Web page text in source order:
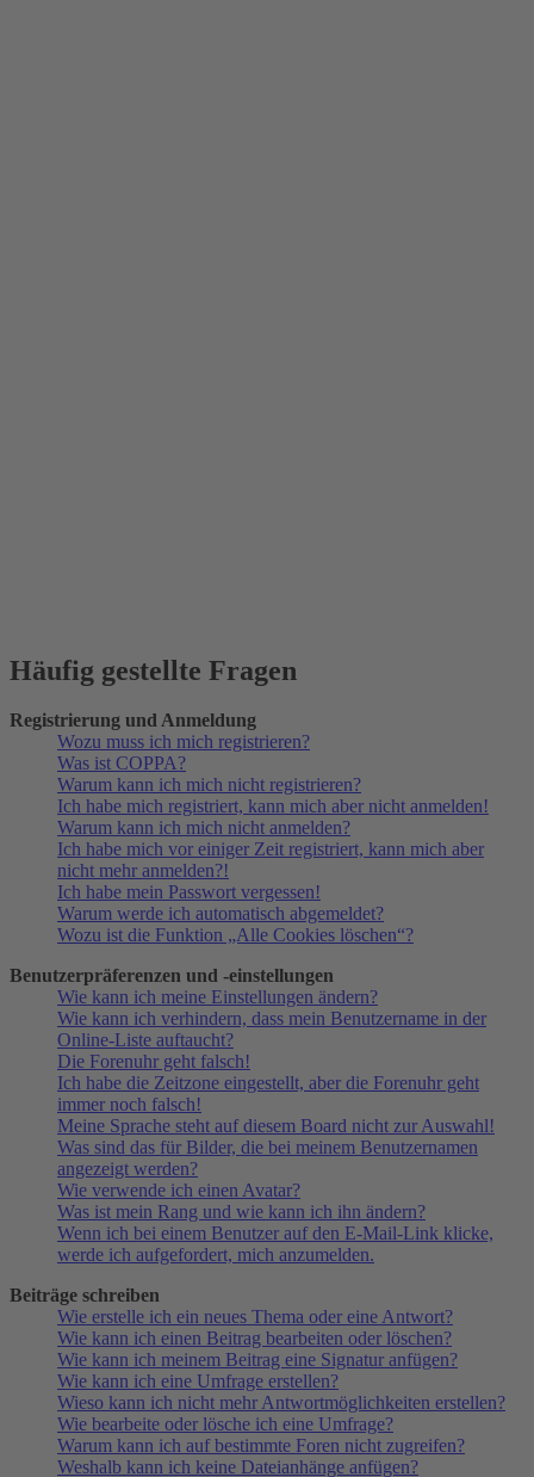
Häufig gestellte Fragen
Registrierung und Anmeldung
Wozu muss ich mich registrieren?
Was ist COPPA?
Warum kann ich mich nicht registrieren?
Ich habe mich registriert, kann mich aber nicht anmelden!
Warum kann ich mich nicht anmelden?
Ich habe mich vor einiger Zeit registriert, kann mich aber
nicht mehr anmelden?!
Ich habe mein Passwort vergessen!
Warum werde ich automatisch abgemeldet?
Wozu ist die Funktion „Alle Cookies löschen“?
Benutzerpräferenzen und -einstellungen
Wie kann ich meine Einstellungen ändern?
Wie kann ich verhindern, dass mein Benutzername in der
Online-Liste auftaucht?
Die Forenuhr geht falsch!
Ich habe die Zeitzone eingestellt, aber die Forenuhr geht
immer noch falsch!
Meine Sprache steht auf diesem Board nicht zur Auswahl!
Was sind das für Bilder, die bei meinem Benutzernamen
angezeigt werden?
Wie verwende ich einen Avatar?
Was ist mein Rang und wie kann ich ihn ändern?
Wenn ich bei einem Benutzer auf den E-Mail-Link klicke,
werde ich aufgefordert, mich anzumelden.
Beiträge schreiben
Wie erstelle ich ein neues Thema oder eine Antwort?
Wie kann ich einen Beitrag bearbeiten oder löschen?
Wie kann ich meinem Beitrag eine Signatur anfügen?
Wie kann ich eine Umfrage erstellen?
Wieso kann ich nicht mehr Antwortmöglichkeiten erstellen?
Wie bearbeite oder lösche ich eine Umfrage?
Warum kann ich auf bestimmte Foren nicht zugreifen?
Weshalb kann ich keine Dateianhänge anfügen?